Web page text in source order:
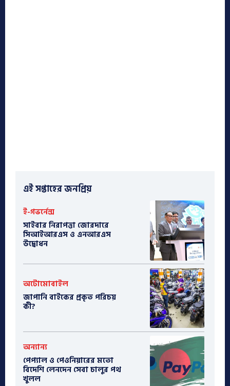
এই সপ্তাহের জনপ্রিয়
ই-গভর্নেন্স
সাইবার নিরাপত্তা জোরদারে
সিআইআরএস ও এনআরএস
উদ্বোধন
অটোমোবাইল
​জাপানি বাইকের প্রকৃত পরিচয়
কী?
অন্যান্য
পেপ্যাল ও পেওনিয়ারের মতো
বিদেশি লেনদেন সেবা চালুর পথ
খুলল